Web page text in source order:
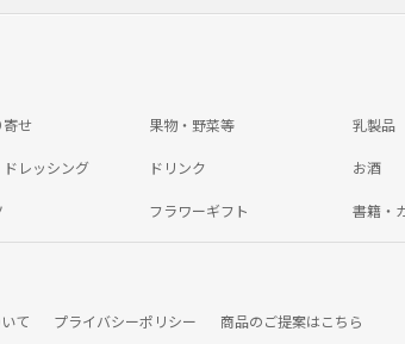
寄せ 果物・野菜等 乳製品
レッシング ドリンク お酒
フラワーギフト 書籍・
て プライバシーポリシー 商品のご提案はこちら